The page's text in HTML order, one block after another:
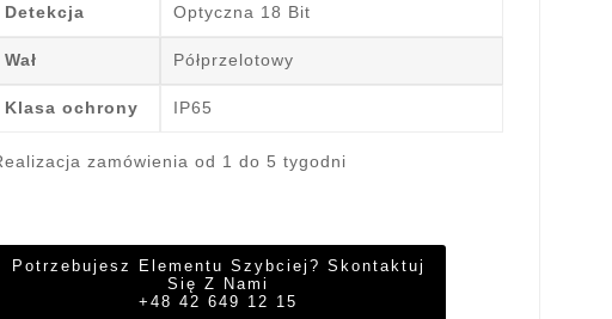
Detekcja Optyczna 18 Bit
Wał Półprzelotowy
Klasa ochrony IP65
zamówienia od 1 do 5 tygodni
Potrzebujesz Elementu Szybciej? Skontaktuj
Się Z Nami
+48 42 649 12 15